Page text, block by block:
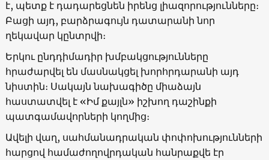
է, պետք է դադարեցնեն իրենց լիազորությունները։
Բացի այդ, բարձրագույն դատարանի նոր
ղեկավար կընտրվի։
Երկու ընդդիմադիր խմբակցությունները
հրաժարվել են մասնակցել խորհրդարանի այդ
նիստին։ Սակայն նախագիծը միաձայն
հաստատվել է «Իմ քայլն» իշխող դաշինքի
պատգամավորների կողմից։
Ավելի վաղ, սահմանադրական փոփոխությունների
հարցով համաժողովրդական հանրաքվե էր